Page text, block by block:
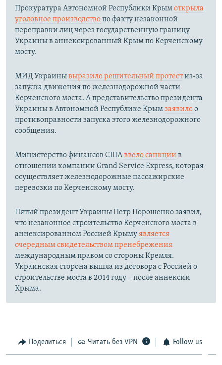
Прокуратура Автономной Республики Крымоткрыла
уголовное производствопо факту незаконной
переправки лиц через государственную границу
Украины в аннексированный Крым по Керченскому
мосту.​
МИД Украинывыразило решительный протестиз-за
запуска движения по железнодорожной части
Керченского моста. А представительство президента
Украины в Автономной Республике Крымзаявилоо
противоправности запуска этого железнодорожного
сообщения.
Министерство финансов СШАввело санкции в
отношении компании Grand Service Express, которая
осуществляет железнодорожные пассажирские
перевозки по Керченскому мосту.
Пятый президент Украины Петр Порошенко заявил,
что незаконное строительство Керченского моста в
аннексированном Россией Крымуявляется
очередным свидетельством пренебрежения
международным правом со стороны Кремля.
Украинская сторона вышла из договора с Россией о
строительстве моста в 2014 году – после аннексии
Крыма.
Поделиться Читать без VPN Follow us